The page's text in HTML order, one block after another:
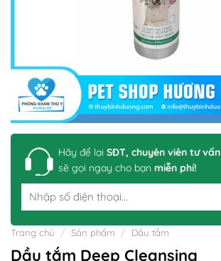
Hãy để lại SĐT, chuyên viên tư vấn
sẽ gọi ngay cho bạn miễn phí!
Trang chủ / Sản phẩm / Dầu tắm
Dầu tắm Deep Cleansing